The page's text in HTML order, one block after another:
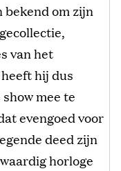
bekend om zijn
van het
hij dus
mee te
evengoed voor
deed zijn
horloge